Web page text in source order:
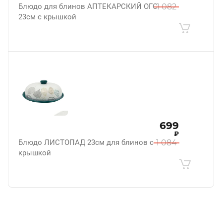
Блюдо для блинов АПТЕКАРСКИЙ ОГОРОД
23см с крышкой
1 082
Блюдо ЛИСТОПАД 23см для блинов с
крышкой
1 084
699
₽